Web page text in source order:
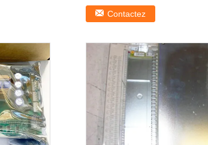
Informations sur le produit ...
Contactez